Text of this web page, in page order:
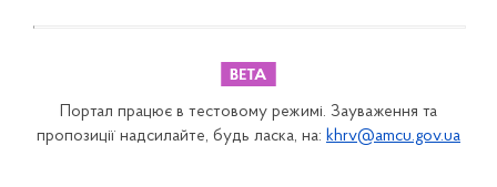
Портал працює в тестовому режимі. Зауваження та
пропозиції надсилайте, будь ласка, на: khrv@amcu.gov.ua